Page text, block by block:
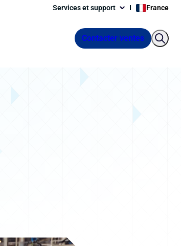
Services et support France
Contacter ventes